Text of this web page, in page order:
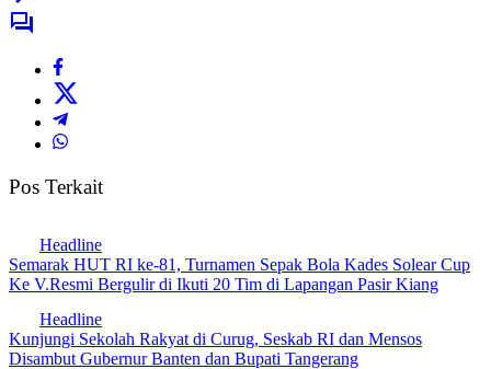
Pos Terkait
Headline
Semarak HUT RI ke-81, Turnamen Sepak Bola Kades Solear Cup
Ke V.Resmi Bergulir di Ikuti 20 Tim di Lapangan Pasir Kiang
Headline
Kunjungi Sekolah Rakyat di Curug, Seskab RI dan Mensos
Disambut Gubernur Banten dan Bupati Tangerang